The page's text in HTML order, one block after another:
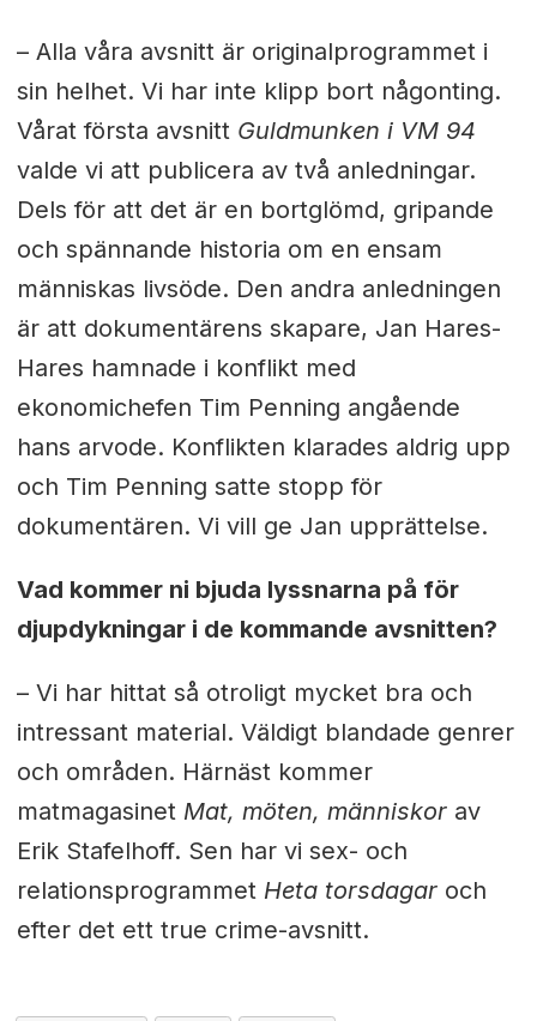
– Alla våra avsnitt är originalprogrammet i
sin helhet. Vi har inte klipp bort någonting.
Vårat första avsnitt Guldmunken i VM 94
valde vi att publicera av två anledningar.
Dels för att det är en bortglömd, gripande
och spännande historia om en ensam
människas livsöde. Den andra anledningen
är att dokumentärens skapare, Jan Hares-
Hares hamnade i konflikt med
ekonomichefen Tim Penning angående
hans arvode. Konflikten klarades aldrig upp
och Tim Penning satte stopp för
dokumentären. Vi vill ge Jan upprättelse.
Vad kommer ni bjuda lyssnarna på för
djupdykningar i de kommande avsnitten?
– Vi har hittat så otroligt mycket bra och
intressant material. Väldigt blandade genrer
och områden. Härnäst kommer
matmagasinet Mat, möten, människorav
Erik Stafelhoff. Sen har vi sex- och
relationsprogrammet Heta torsdagaroch
efter det ett true crime-avsnitt.